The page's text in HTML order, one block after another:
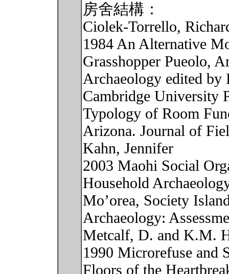
房舍結構：
Ciolek-Torrello,
1984 An Alternative
Grasshopper Pueolo,
Archaeology edited by
Cambridge University
Typology of Room
Arizona. Journal of
Kahn, Jennifer
2003 Maohi Social
Household
Mo’orea, Society
Archaeology:
Metcalf, D. and K.M.
1990 Microrefuse and
Floors of the